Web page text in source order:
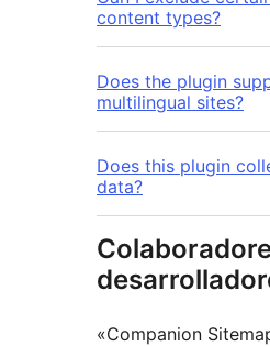
content types?
Does the plugin
multilingual sites?
Does this plugin
data?
«Companion